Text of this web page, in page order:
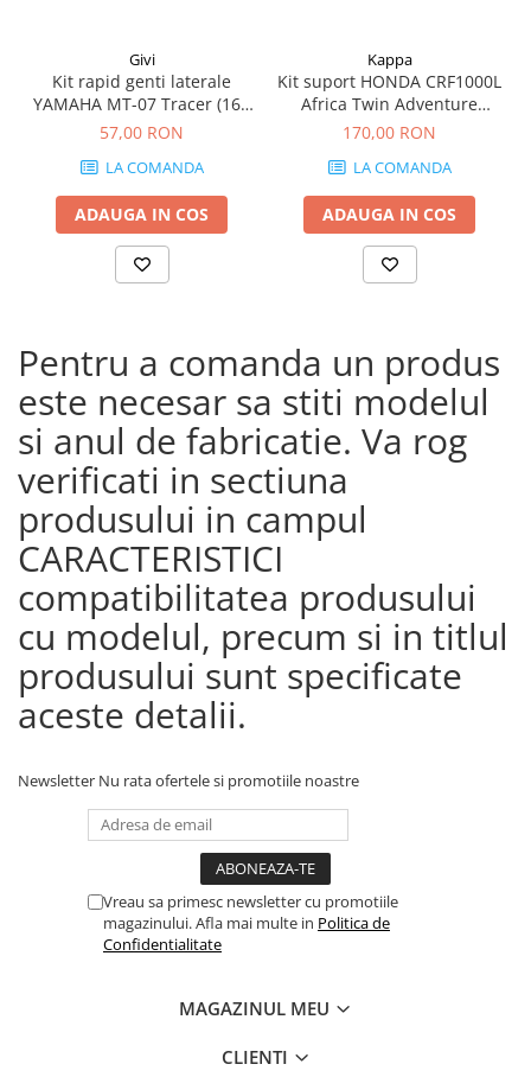
Givi
Kit rapid genti laterale
YAMAHA MT-07 Tracer (16 -
19)
57,00 RON
LA COMANDA
ADAUGA IN COS
Kappa
Kit suport HONDA CRF1000L
Africa Twin Adventure
Sports (18 - 19) CRF1000L
170,00 RON
LA COMANDA
ADAUGA IN COS
Pentru a comanda un produs
este necesar sa stiti modelul
si anul de fabricatie. Va rog
verificati in sectiuna
produsului in campul
CARACTERISTICI
compatibilitatea produsului
cu modelul, precum si in titlul
produsului sunt specificate
aceste detalii.
Newsletter Nu rata ofertele si promotiile noastre
Vreau sa primesc newsletter cu promotiile
magazinului. Afla mai multe in Politica de
Confidentialitate
MAGAZINUL MEU
CLIENTI